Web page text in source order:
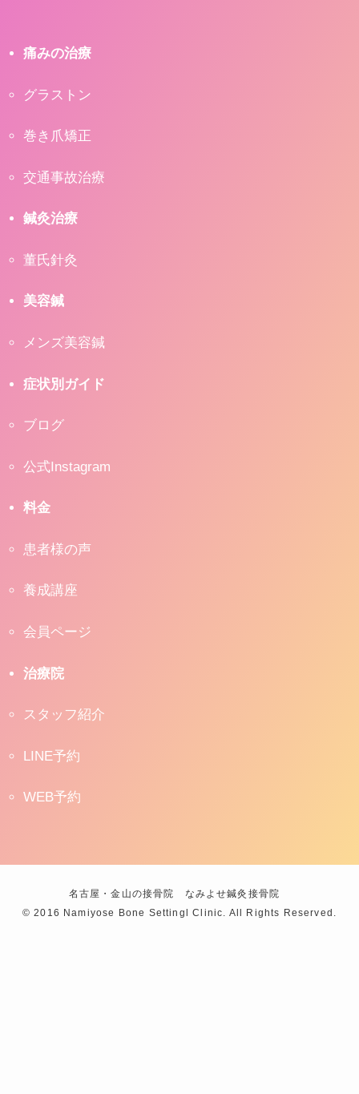
痛みの治療
グラストン
巻き爪矯正
交通事故治療
鍼灸治療
董氏針灸
美容鍼
メンズ美容鍼
症状別ガイド
ブログ
公式Instagram
料金
患者様の声
養成講座
会員ページ
治療院
スタッフ紹介
LINE予約
WEB予約
名古屋・金山の接骨院 なみよせ鍼灸接骨院
© 2016 Namiyose Bone Settingl Clinic. All Rights Reserved.